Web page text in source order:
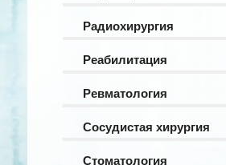
Радиохирургия
Реабилитация
Ревматология
Сосудистая хирургия
Стоматология